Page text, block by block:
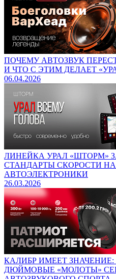
ПОЧЕМУ АВТОЗВУК
И ЧТО С ЭТИМ ДЕЛАЕТ
06.04.2026
ЛИНЕЙКА УРАЛ «ШТОРМ»
СТАНДАРТЫ СКОРОСТИ
АВТОЭЛЕКТРОНИКИ
26.03.2026
КАЛИБР ИМЕЕТ ЗНАЧЕНИЕ:
ДЮЙМОВЫЕ «МОЛОТЫ»